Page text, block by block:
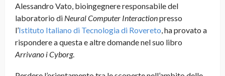
Alessandro Vato, bioingegnere responsabile del
laboratorio di Neural Computer Interactionpresso
l’Istituto Italiano di Tecnologia di Rovereto , ha provato a
rispondere a questa e altre domande nel suo libro
Arrivano i Cyborg.